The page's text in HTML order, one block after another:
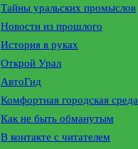
Тайны уральских промыслов
Новости из прошлого
История в руках
Открой Урал
АвтоГид
Комфортная городская среда
Как не быть обманутым
В контакте с читателем